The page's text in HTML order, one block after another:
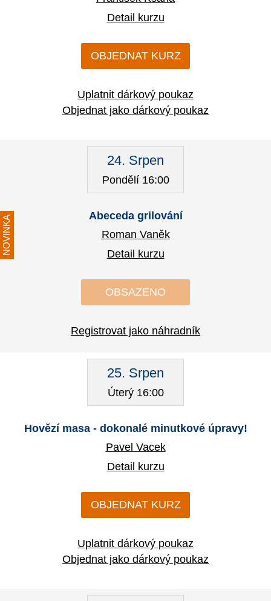
Detail kurzu
OBJEDNAT KURZ
Uplatnit dárkový poukaz
Objednat jako dárkový poukaz
24. Srpen
Pondělí 16:00
NOVINKA
Abeceda grilování
Roman Vaněk
Detail kurzu
OBSAZENO
Registrovat jako náhradník
25. Srpen
Úterý 16:00
Hovězí masa - dokonalé minutkové úpravy!
Pavel Vacek
Detail kurzu
OBJEDNAT KURZ
Uplatnit dárkový poukaz
Objednat jako dárkový poukaz